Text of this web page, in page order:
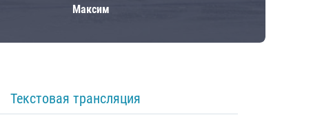
Максим
Текстовая трансляция